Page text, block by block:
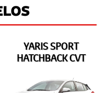
YARIS SPORT
HATCHBACK CVT